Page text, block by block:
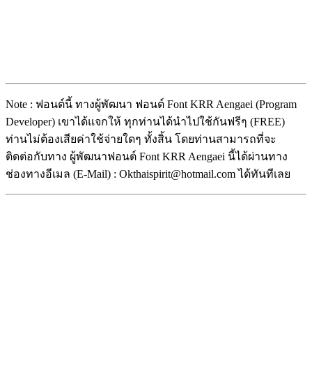
Note : ฟอนต์นี้ ทางผู้พัฒนา ฟอนต์ Font KRR Aengaei (Program
Developer) เขาได้แจกให้ ทุกท่านได้นำไปใช้กันฟรีๆ (FREE)
ท่านไม่ต้องเสียค่าใช้จ่ายใดๆ ทั้งสิ้น โดยท่านสามารถที่จะ
ติดต่อกับทาง ผู้พัฒนาฟอนต์ Font KRR Aengaei นี้ได้ผ่านทาง
ช่องทางอีเมล (E-Mail) : Okthaispirit@hotmail.com ได้ทันทีเลย